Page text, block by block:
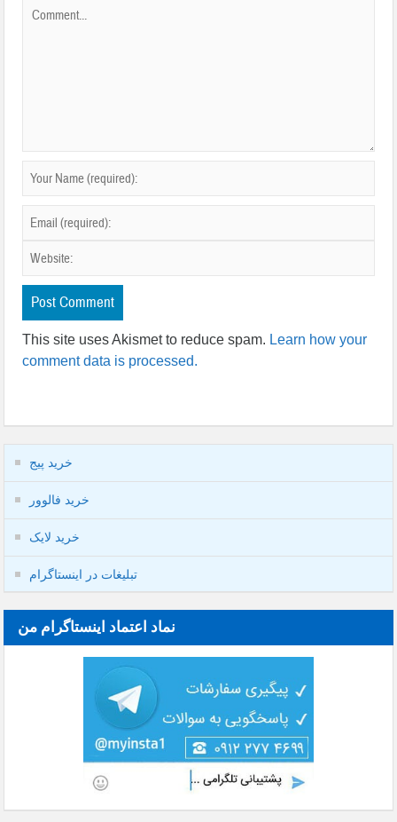
This site uses Akismet to reduce spam. Learn how your
comment data is processed.
خرید پیج
خرید فالوور
خرید لایک
تبلیغات در اینستاگرام
نماد اعتماد اینستاگرام من